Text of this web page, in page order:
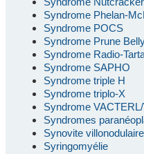
Syndrome Phelan-
Syndrome POCS
Syndrome Prune
Syndrome Radio-
Syndrome SAPHO
Syndrome triple H
Syndrome triplo-X
Syndrome
Syndromes
Synovite villonodulaire
Syringomyélie